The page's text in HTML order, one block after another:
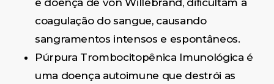
e doença de von Willebrand, dificultam a
coagulação do sangue, causando
sangramentos intensos e espontâneos.
Púrpura Trombocitopênica Imunológica é
uma doença autoimune que destrói as